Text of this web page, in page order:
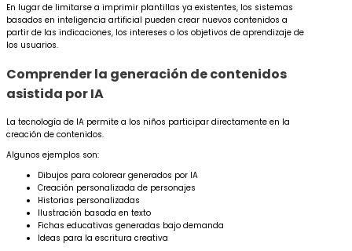
En lugar de limitarse a imprimir plantillas ya existentes, los sistemas
basados en inteligencia artificial pueden crear nuevos contenidos a
partir de las indicaciones, los intereses o los objetivos de aprendizaje de
los usuarios.
Comprender la generación de contenidos
asistida por IA
La tecnología de IA permite a los niños participar directamente en la
creación de contenidos.
Algunos ejemplos son:
Dibujos para colorear generados por IA
Creación personalizada de personajes
Historias personalizadas
Ilustración basada en texto
Fichas educativas generadas bajo demanda
Ideas para la escritura creativa